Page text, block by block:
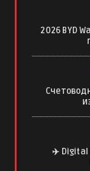
2026 BYD
✈️ Digital